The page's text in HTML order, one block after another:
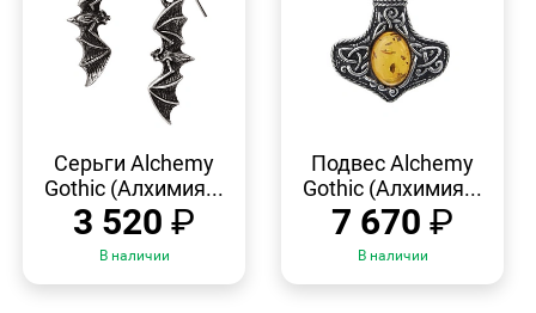
ПРОСМОТР
Серьги Alchemy
Gothic (Алхимия...
3 520 ₽
В наличии
ПРОСМОТР
Подвес Alchemy
Gothic (Алхимия...
7 670 ₽
В наличии